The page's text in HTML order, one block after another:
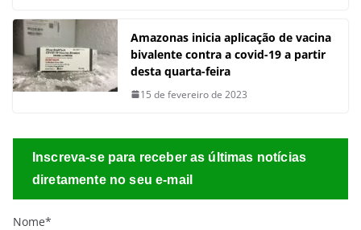
Amazonas inicia aplicação de vacina
bivalente contra a covid-19 a partir
desta quarta-feira
15 de fevereiro de 2023
Inscreva-se para receber as últimas notícias
diretamente no seu e-mail
Nome*